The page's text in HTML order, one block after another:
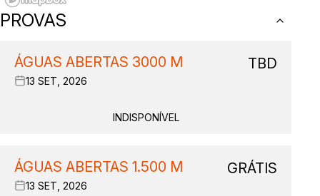
PROVAS
ÁGUAS ABERTAS 3000 M
13 SET, 2026
TBD
INDISPONÍVEL
ÁGUAS ABERTAS 1.500 M
13 SET, 2026
GRÁTIS